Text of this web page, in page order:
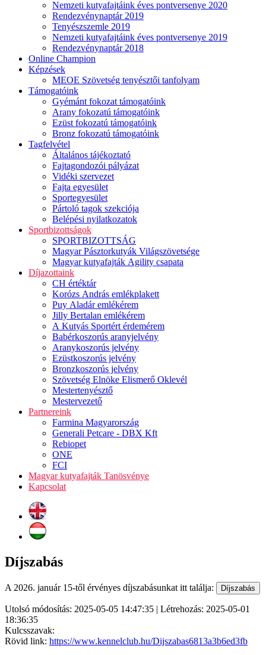
Nemzeti kutyafajtáink éves pontversenye 2020
Rendezvénynaptár 2019
Tenyészszemle 2019
Nemzeti kutyafajtáink éves pontversenye 2019
Rendezvénynaptár 2018
Online Champion
Képzések
MEOE Szövetség tenyésztői tanfolyam
Támogatóink
Gyémánt fokozat támogatóink
Arany fokozatú támogatóink
Ezüst fokozatú támogatóink
Bronz fokozatú támogatóink
Tagfelvétel
Általános tájékoztató
Fajtagondozói pályázat
Vidéki szervezet
Fajta egyesület
Sportegyesület
Pártoló tagok szekciója
Belépési nyilatkozatok
Sportbizottságok
SPORTBIZOTTSÁG
Magyar Pásztorkutyák Világszövetsége
Magyar kutyafajták Agility csapata
Díjazottaink
CH értéktár
Korózs András emlékplakett
Puy Aladár emlékérem
Jilly Bertalan emlékérem
A Kutyás Sportért érdemérem
Babérkoszorús aranyjelvény
Aranykoszorús jelvény
Ezüstkoszorús jelvény
Bronzkoszorús jelvény
Szövetség Elnöke Elismerő Oklevél
Mestertenyésztő
Mestervezető
Partnereink
Farmina Magyarország
Generali Petcare - DBX Kft
Rebiopet
ONE
FCI
Magyar kutyafajták Tanösvénye
Kapcsolat
Díjszabás
A 2026. január 15-től érvényes díjszabásunkat itt találja:
Utolsó módosítás: 2025-05-05 14:47:35 | Létrehozás: 2025-05-01
18:36:35
Kulcsszavak:
Rövid link: https://www.kennelclub.hu/Dijszabas6813a3b6ed3fb